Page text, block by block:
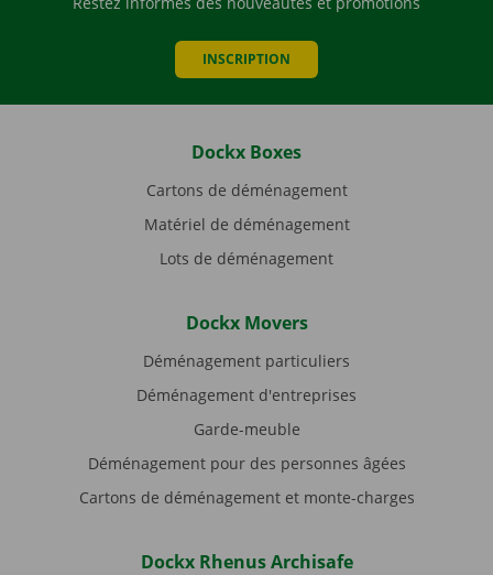
INSCRIPTION
Dockx Boxes
Cartons de déménagement
Matériel de déménagement
Lots de déménagement
Dockx Movers
Déménagement particuliers
Déménagement d'entreprises
Garde-meuble
Déménagement pour des personnes âgées
Cartons de déménagement et monte-charges
Dockx Rhenus Archisafe